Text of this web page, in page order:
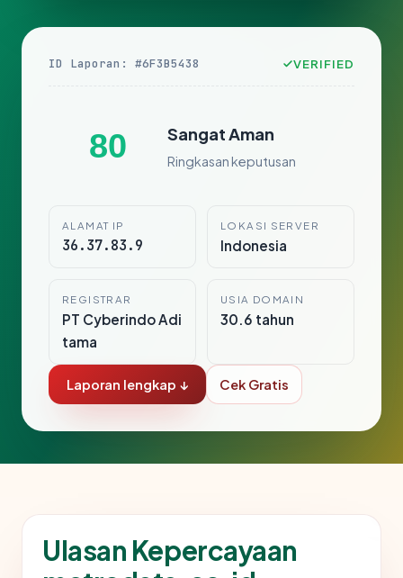
ID Laporan: #6F3B5438 VERIFIED
80 Sangat Aman
Ringkasan keputusan
ALAMAT IP
36.37.83.9
LOKASI SERVER
Indonesia
REGISTRAR
PT Cyberindo Adi
tama
USIA DOMAIN
30.6 tahun
Laporan lengkap ↓ Cek Gratis
Ulasan Kepercayaan